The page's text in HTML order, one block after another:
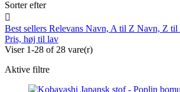
Sorter efter

Best sellers Relevans Navn, A til Z Navn, Z til
Pris, høj til lav
Viser 1-28 of 28 vare(r)
Aktive filtre